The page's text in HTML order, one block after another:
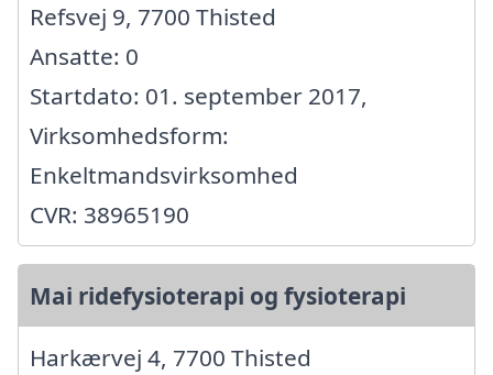
Refsvej 9, 7700 Thisted
Ansatte: 0
Startdato: 01. september 2017,
Virksomhedsform:
Enkeltmandsvirksomhed
CVR: 38965190
Mai ridefysioterapi og fysioterapi
Harkærvej 4, 7700 Thisted